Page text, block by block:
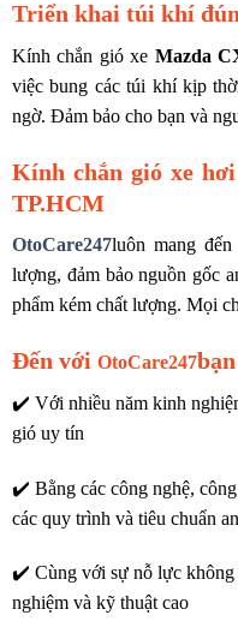
Triển khai túi khí
Kính chắn gió xe Mazda
việc bung các túi khí kịp
ngờ. Đảm bảo cho bạn và
Kính chắn gió xe
TP.HCM
OtoCare247luôn mang
lượng, đảm bảo nguồn gốc
phẩm kém chất lượng. Mọi
Đến với OtoCare247
✔️ Với nhiều năm kinh
gió uy tín
✔️ Bằng các công nghệ,
các quy trình và tiêu chuẩn
✔️ Cùng với sự nỗ lực không
nghiệm và kỹ thuật cao